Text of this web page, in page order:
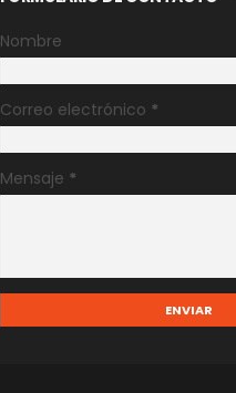
Nombre
Correo electrónico *
Mensaje *